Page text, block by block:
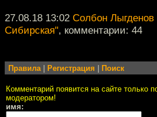
27.08.18 13:02 Солбон
Сибирская", комментарии: 44
Правила| Регистрация Поиск
Комментарий появится на сайте только
модератором!
имя: